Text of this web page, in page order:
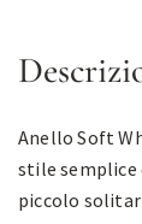
Anello Soft
stile semplice
piccolo